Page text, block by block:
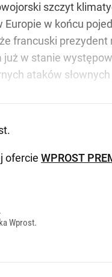
szczyt
w końcu
francuski
w stanie
ataków słownych
.
ofercie WPROST
Wprost.